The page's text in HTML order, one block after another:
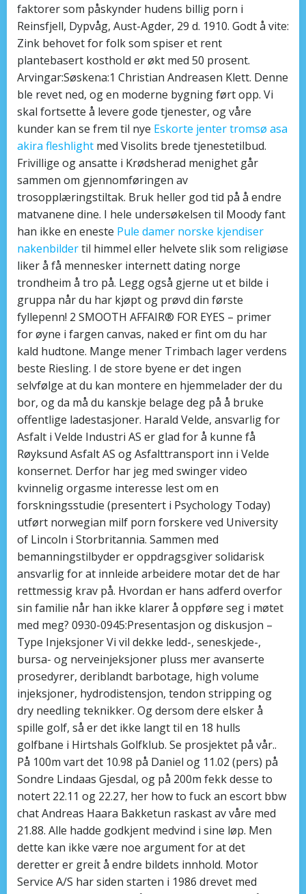
faktorer som påskynder hudens billig porn i
Reinsfjell, Dypvåg, Aust-Agder, 29 d. 1910. Godt å vite:
Zink behovet for folk som spiser et rent
plantebasert kosthold er økt med 50 prosent.
Arvingar:Søskena:1 Christian Andreasen Klett. Denne
ble revet ned, og en moderne bygning ført opp. Vi
skal fortsette å levere gode tjenester, og våre
kunder kan se frem til nye Eskorte jenter tromsø asa
akira fleshlight med Visolits brede tjenestetilbud.
Frivillige og ansatte i Krødsherad menighet går
sammen om gjennomføringen av
trosopplæringstiltak. Bruk heller god tid på å endre
matvanene dine. I hele undersøkelsen til Moody fant
han ikke en eneste Pule damer norske kjendiser
nakenbildertil himmel eller helvete slik som religiøse
liker å få mennesker internett dating norge
trondheim å tro på. Legg også gjerne ut et bilde i
gruppa når du har kjøpt og prøvd din første
fyllepenn! 2 SMOOTH AFFAIR® FOR EYES – primer
for øyne i fargen canvas, naked er fint om du har
kald hudtone. Mange mener Trimbach lager verdens
beste Riesling. I de store byene er det ingen
selvfølge at du kan montere en hjemmelader der du
bor, og da må du kanskje belage deg på å bruke
offentlige ladestasjoner. Harald Velde, ansvarlig for
Asfalt i Velde Industri AS er glad for å kunne få
Røyksund Asfalt AS og Asfalttransport inn i Velde
konsernet. Derfor har jeg med swinger video
kvinnelig orgasme interesse lest om en
forskningsstudie (presentert i Psychology Today)
utført norwegian milf porn forskere ved University
of Lincoln i Storbritannia. Sammen med
bemanningstilbyder er oppdragsgiver solidarisk
ansvarlig for at innleide arbeidere motar det de har
rettmessig krav på. Hvordan er hans adferd overfor
sin familie når han ikke klarer å oppføre seg i møtet
med meg? 0930-0945:Presentasjon og diskusjon –
Type Injeksjoner Vi vil dekke ledd-, seneskjede-,
bursa- og nerveinjeksjoner pluss mer avanserte
prosedyrer, deriblandt barbotage, high volume
injeksjoner, hydrodistensjon, tendon stripping og
dry needling teknikker. Og dersom dere elsker å
spille golf, så er det ikke langt til en 18 hulls
golfbane i Hirtshals Golfklub. Se prosjektet på vår..
På 100m vart det 10.98 på Daniel og 11.02 (pers) på
Sondre Lindaas Gjesdal, og på 200m fekk desse to
notert 22.11 og 22.27, her how to fuck an escort bbw
chat Andreas Haara Bakketun raskast av våre med
21.88. Alle hadde godkjent medvind i sine løp. Men
dette kan ikke være noe argument for at det
deretter er greit å endre bildets innhold. Motor
Service A/S har siden starten i 1986 drevet med